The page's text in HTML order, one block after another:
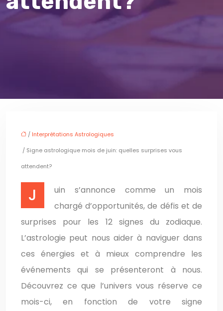
/ Interprétations Astrologiques
/ Signe astrologique mois de juin: quelles surprises vous
attendent?
Juin s’annonce comme un mois
chargé d’opportunités, de défis et de
surprises pour les 12 signes du zodiaque.
L’astrologie peut nous aider à naviguer dans
ces énergies et à mieux comprendre les
événements qui se présenteront à nous.
Découvrez ce que l’univers vous réserve ce
mois-ci, en fonction de votre signe